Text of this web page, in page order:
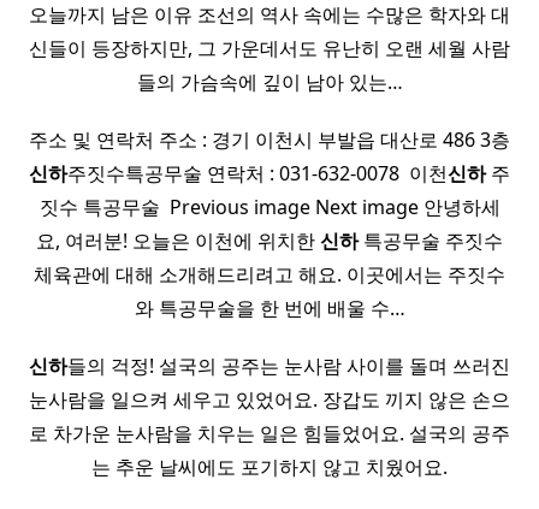
오늘까지 남은 이유 조선의 역사 속에는 수많은 학자와 대
신들이 등장하지만, 그 가운데서도 유난히 오랜 세월 사람
들의 가슴속에 깊이 남아 있는…
주소 및 연락처 주소 : 경기 이천시 부발읍 대산로 486 3층
신하주짓수특공무술 연락처 : 031-632-0078 ​ 이천신하주
짓수 특공무술 ​ Previous image Next image 안녕하세
요, 여러분! 오늘은 이천에 위치한신하특공무술 주짓수
체육관에 대해 소개해드리려고 해요. 이곳에서는 주짓수
와 특공무술을 한 번에 배울 수…
신하들의 걱정! 설국의 공주는 눈사람 사이를 돌며 쓰러진
눈사람을 일으켜 세우고 있었어요. 장갑도 끼지 않은 손으
로 차가운 눈사람을 치우는 일은 힘들었어요. 설국의 공주
는 추운 날씨에도 포기하지 않고 치웠어요.